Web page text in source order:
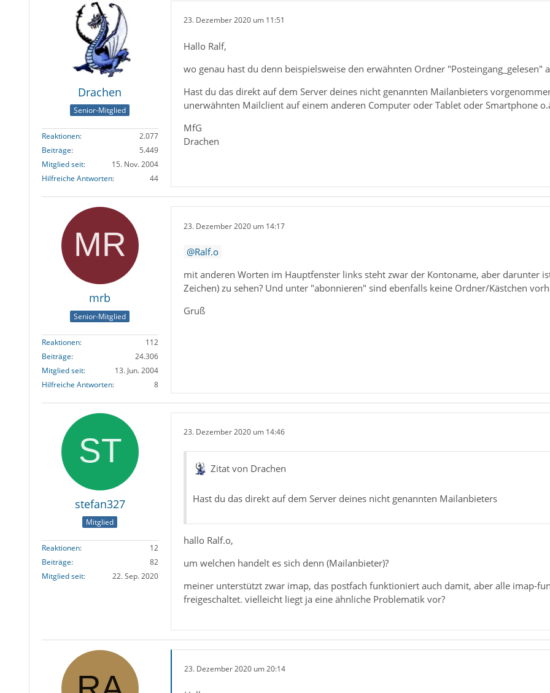
Drachen
Senior-Mitglied
Reaktionen
2.077
Beiträge
5.449
Mitglied seit
15. Nov. 2004
Hilfreiche Antworten
44
23. Dezember 2020 um 11:51
Hallo Ralf,
wo genau hast du denn beispielsweise den erwähnten Ordner "Posteingang_gelesen"
Hast du das direkt auf dem Server deines nicht genannten Mailanbieters
unerwähnten Mailclient auf einem anderen Computer oder Tablet oder Smartphone
MfG
Drachen
mrb
Senior-Mitglied
Reaktionen
112
Beiträge
24.306
Mitglied seit
13. Jun. 2004
Hilfreiche Antworten
8
23. Dezember 2020 um 14:17
Ralf.o
mit anderen Worten im Hauptfenster links steht zwar der Kontoname, aber darunter
Zeichen) zu sehen? Und unter "abonnieren" sind ebenfalls keine Ordner/Kästchen
Gruß
stefan327
Mitglied
Reaktionen
12
Beiträge
82
Mitglied seit
22. Sep. 2020
23. Dezember 2020 um 14:46
Zitat von Drachen
Hast du das direkt auf dem Server deines nicht genannten Mailanbieters
hallo Ralf.o,
um welchen handelt es sich denn (Mailanbieter)?
meiner unterstützt zwar imap, das postfach funktioniert auch damit, aber alle imap-
freigeschaltet. vielleicht liegt ja eine ähnliche Problematik vor?
23. Dezember 2020 um 20:14